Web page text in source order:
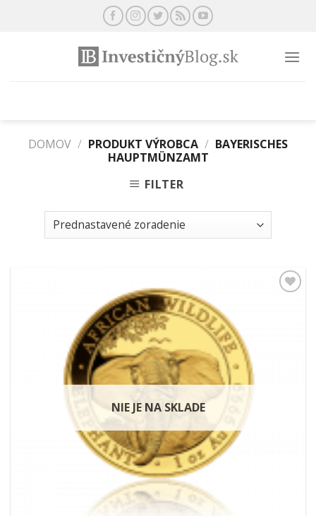
DOMOV / PRODUKT VÝROBCA / BAYERISCHES
HAUPTMÜNZAMT
FILTER
NIE JE NA SKLADE